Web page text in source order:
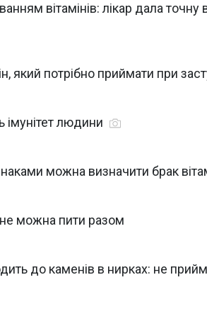
вітамінів: лікар дала точну
який потрібно приймати при
імунітет людини
можна визначити брак
не можна пити разом
до каменів в нирках: не